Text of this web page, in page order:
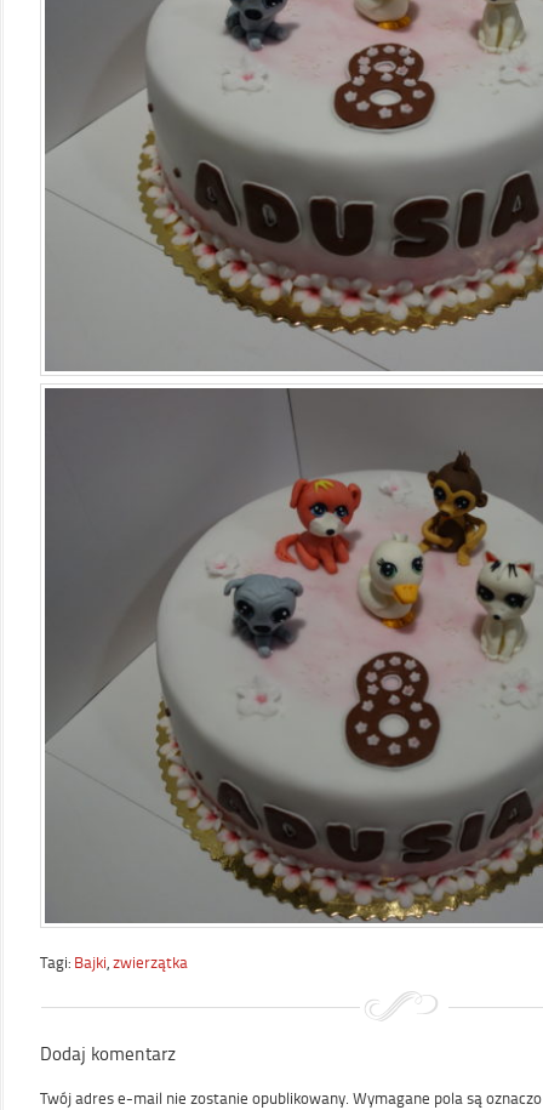
Tagi: Bajki, zwierzątka
Dodaj komentarz
Twój adres e-mail nie zostanie opublikowany. Wymagane pola są